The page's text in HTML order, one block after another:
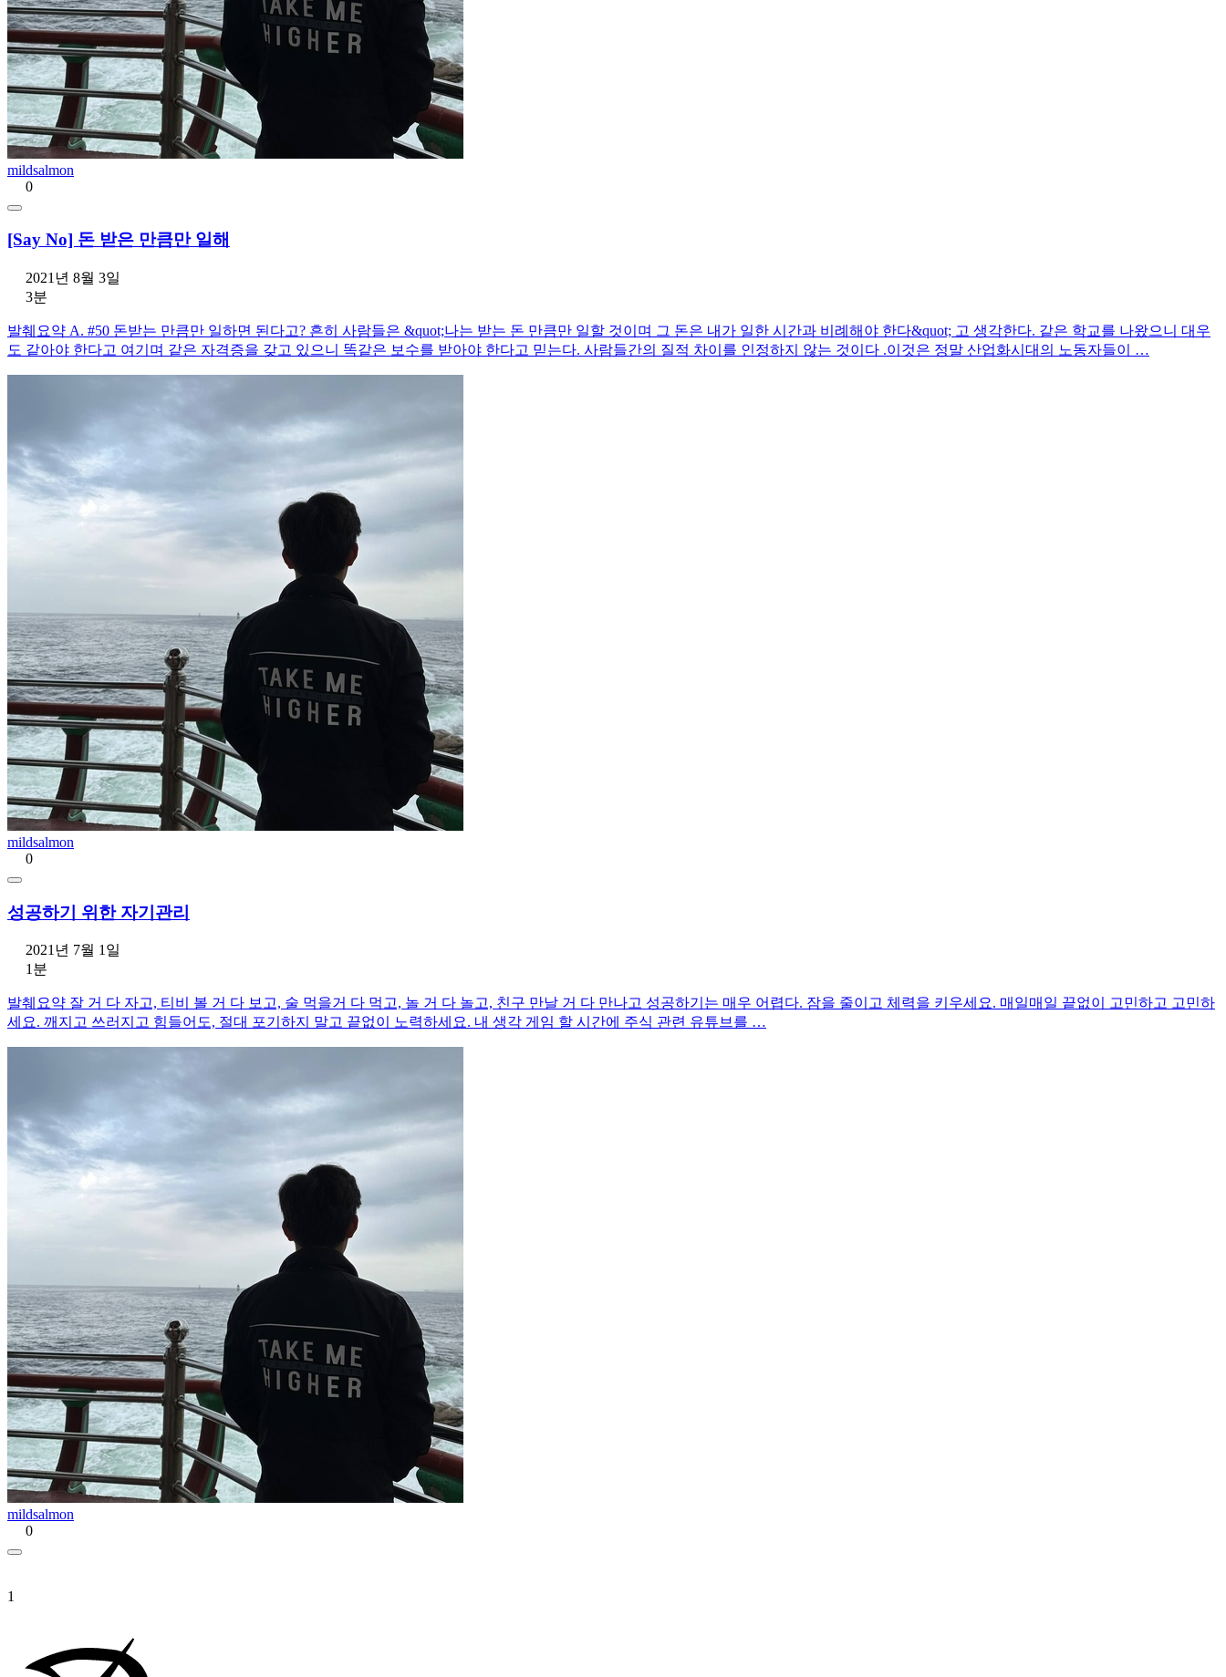
mildsalmon
0
[Say No] 돈 받은 만큼만 일해
2021년 8월 3일
3분
발췌요약 A. #50 돈받는 만큼만 일하면 된다고? 흔히 사람들은 &quot;나는 받는 돈 만큼만 일할 것이며 그 돈은 내가 일한 시간과 비례해야 한다&quot; 고 생각한다. 같은 학교를 나왔으니 대우
도 같아야 한다고 여기며 같은 자격증을 갖고 있으니 똑같은 보수를 받아야 한다고 믿는다. 사람들간의 질적 차이를 인정하지 않는 것이다 .이것은 정말 산업화시대의 노동자들이 …
mildsalmon
0
성공하기 위한 자기관리
2021년 7월 1일
1분
발췌요약 잘 거 다 자고, 티비 볼 거 다 보고, 술 먹을거 다 먹고, 놀 거 다 놀고, 친구 만날 거 다 만나고 성공하기는 매우 어렵다. 잠을 줄이고 체력을 키우세요. 매일매일 끝없이 고민하고 고민하
세요. 깨지고 쓰러지고 힘들어도, 절대 포기하지 말고 끝없이 노력하세요. 내 생각 게임 할 시간에 주식 관련 유튜브를 …
mildsalmon
0
1